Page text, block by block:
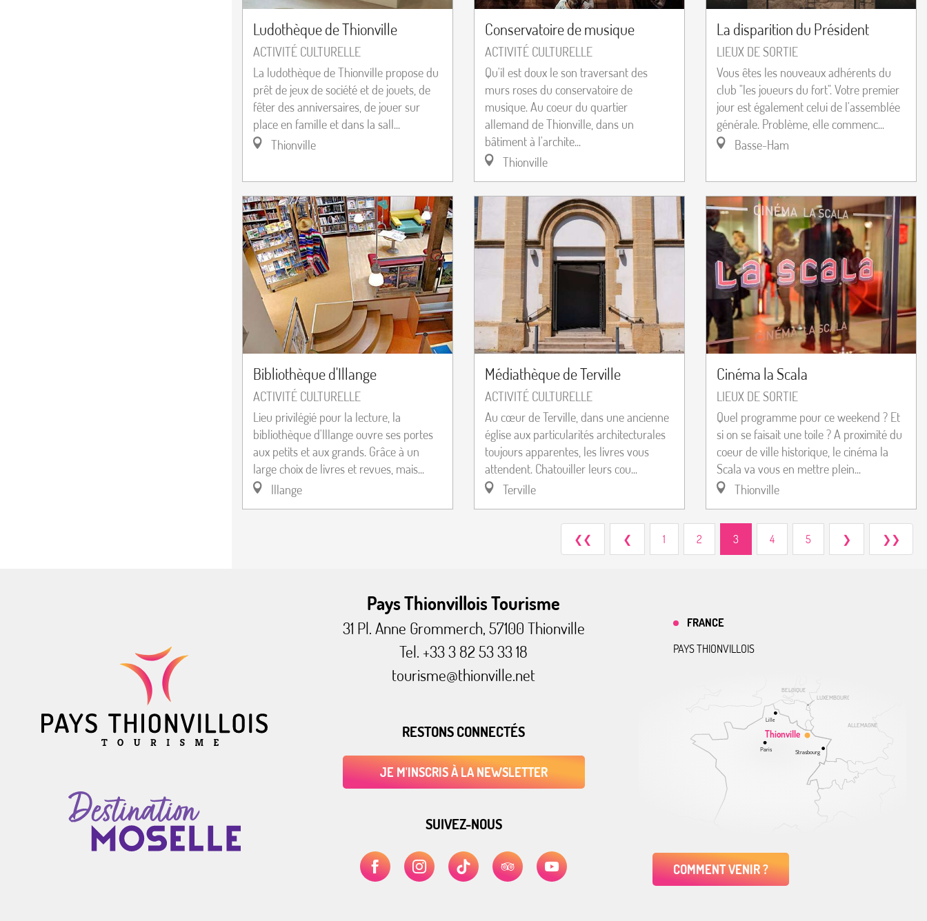
Ludothèque de Thionville
ACTIVITÉ CULTURELLE
La ludothèque de Thionville propose du
prêt de jeux de société et de jouets, de
fêter des anniversaires, de jouer sur
place en famille et dans la sall...
Thionville
Conservatoire de musique
ACTIVITÉ CULTURELLE
Qu'il est doux le son traversant des
murs roses du conservatoire de
musique. Au coeur du quartier
allemand de Thionville, dans un
bâtiment à l'archite...
Thionville
La disparition du Président
LIEUX DE SORTIE
Vous êtes les nouveaux adhérents du
club "les joueurs du fort". Votre premier
jour est également celui de l'assemblée
générale. Problème, elle commenc...
Basse-Ham
Bibliothèque d'Illange
ACTIVITÉ CULTURELLE
Lieu privilégié pour la lecture, la
bibliothèque d'Illange ouvre ses portes
aux petits et aux grands. Grâce à un
large choix de livres et revues, mais...
Illange
Médiathèque de Terville
ACTIVITÉ CULTURELLE
Au cœur de Terville, dans une ancienne
église aux particularités architecturales
toujours apparentes, les livres vous
attendent. Chatouiller leurs cou...
Terville
Cinéma la Scala
LIEUX DE SORTIE
Quel programme pour ce weekend ? Et
si on se faisait une toile ? A proximité du
coeur de ville historique, le cinéma la
Scala va vous en mettre plein...
Thionville
❮❮ ❮ 1 2 3 4 5 ❯ ❯❯
Pays Thionvillois Tourisme
31 Pl. Anne Grommerch, 57100 Thionville
Tel. +33 3 82 53 33 18
tourisme@thionville.net
RESTONS CONNECTÉS
JE M'INSCRIS À LA NEWSLETTER
SUIVEZ-NOUS
ALLEMAGNE
BELGIQUE
LUXEMBOURG
Thionville
Lille
Paris Strasbourg
FRANCE
PAYS THIONVILLOIS
COMMENT VENIR ?